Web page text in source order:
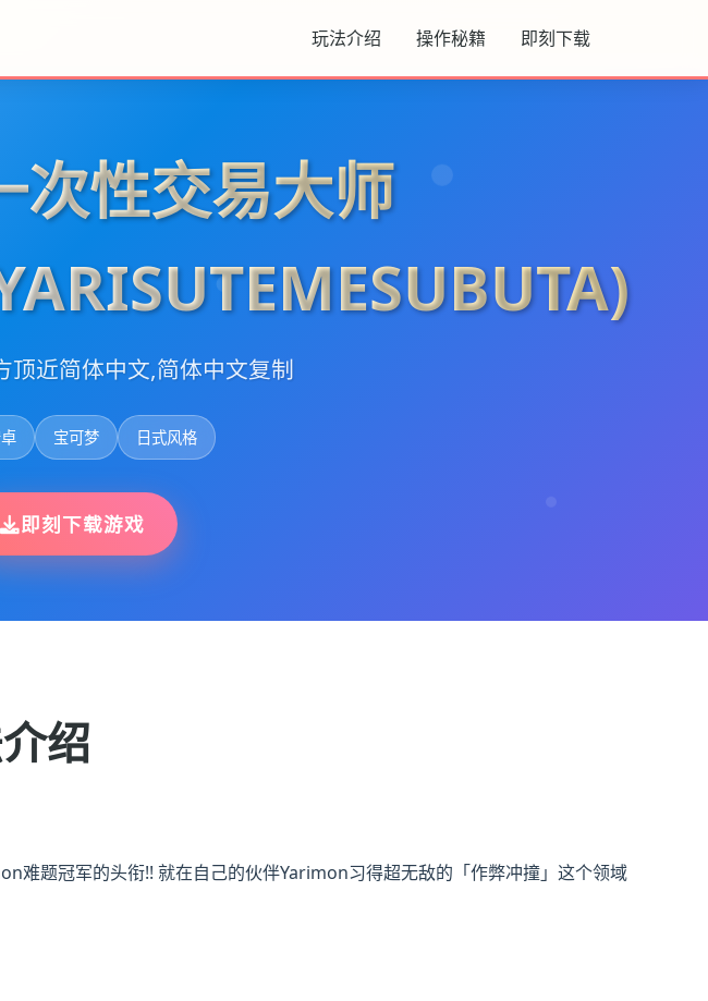
玩法介绍 操作秘籍 即刻下载
次性交易大师
顶近简体中文,简体中文复制
宝可梦 日式风格
即刻下载游戏
绍
难题冠军的头衔!! 就在自己的伙伴Yarimon习得超无敌的「作弊冲撞」这个领域